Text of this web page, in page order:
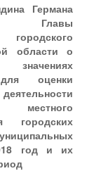
Германа
Главы
области о
значениях
оценки
городских
год и их